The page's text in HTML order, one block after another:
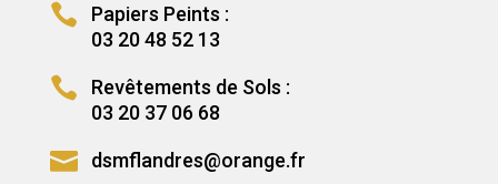

Papiers Peints :
03 20 48 52 13

Revêtements de Sols :
03 20 37 06 68
 dsmflandres@orange.fr